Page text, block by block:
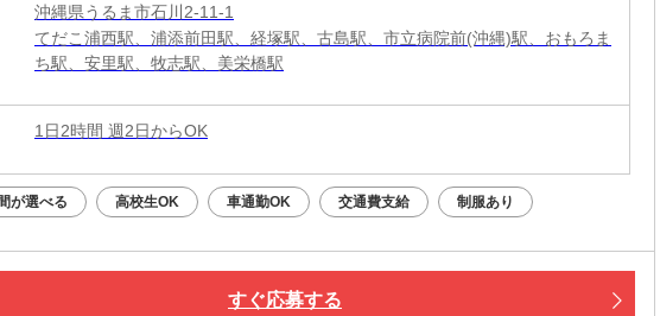
沖縄県うるま市石川2-11-1
てだこ浦西駅、浦添前田駅、経塚駅、古島駅、市立病院前(沖縄)駅、おもろま
ち駅、安里駅、牧志駅、美栄橋駅
1日2時間 週2日からOK
が選べる 高校生OK 車通勤OK 交通費支給 制服あり
すぐ応募する